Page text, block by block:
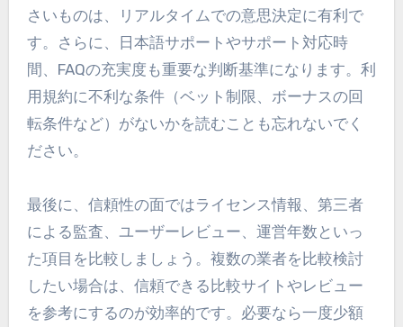
さいものは、リアルタイムでの意思決定に有利で
す。さらに、日本語サポートやサポート対応時
間、FAQの充実度も重要な判断基準になります。利
用規約に不利な条件（ベット制限、ボーナスの回
転条件など）がないかを読むことも忘れないでく
ださい。
最後に、信頼性の面ではライセンス情報、第三者
による監査、ユーザーレビュー、運営年数といっ
た項目を比較しましょう。複数の業者を比較検討
したい場合は、信頼できる比較サイトやレビュー
を参考にするのが効率的です。必要なら一度少額